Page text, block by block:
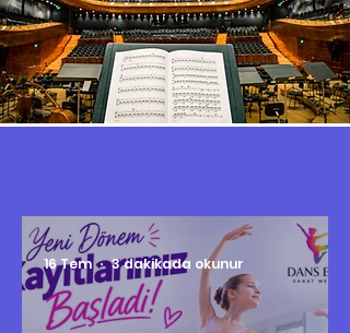
16 Tem 3 dakikada okunur